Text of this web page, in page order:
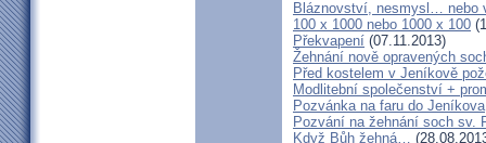
Bláznovství, nesmysl… nebo
100 x 1000 nebo 1000 x 100
Překvapení (07.11.2013)
Žehnání nově opravených
Před kostelem v Jeníkově
Modlitební společenství +
Pozvánka na faru do Jeníkova
Pozvání na žehnání soch sv.
Když Bůh žehná…